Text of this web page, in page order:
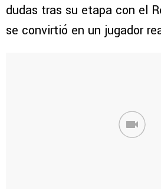
dudas tras su etapa con el
se convirtió en un jugador